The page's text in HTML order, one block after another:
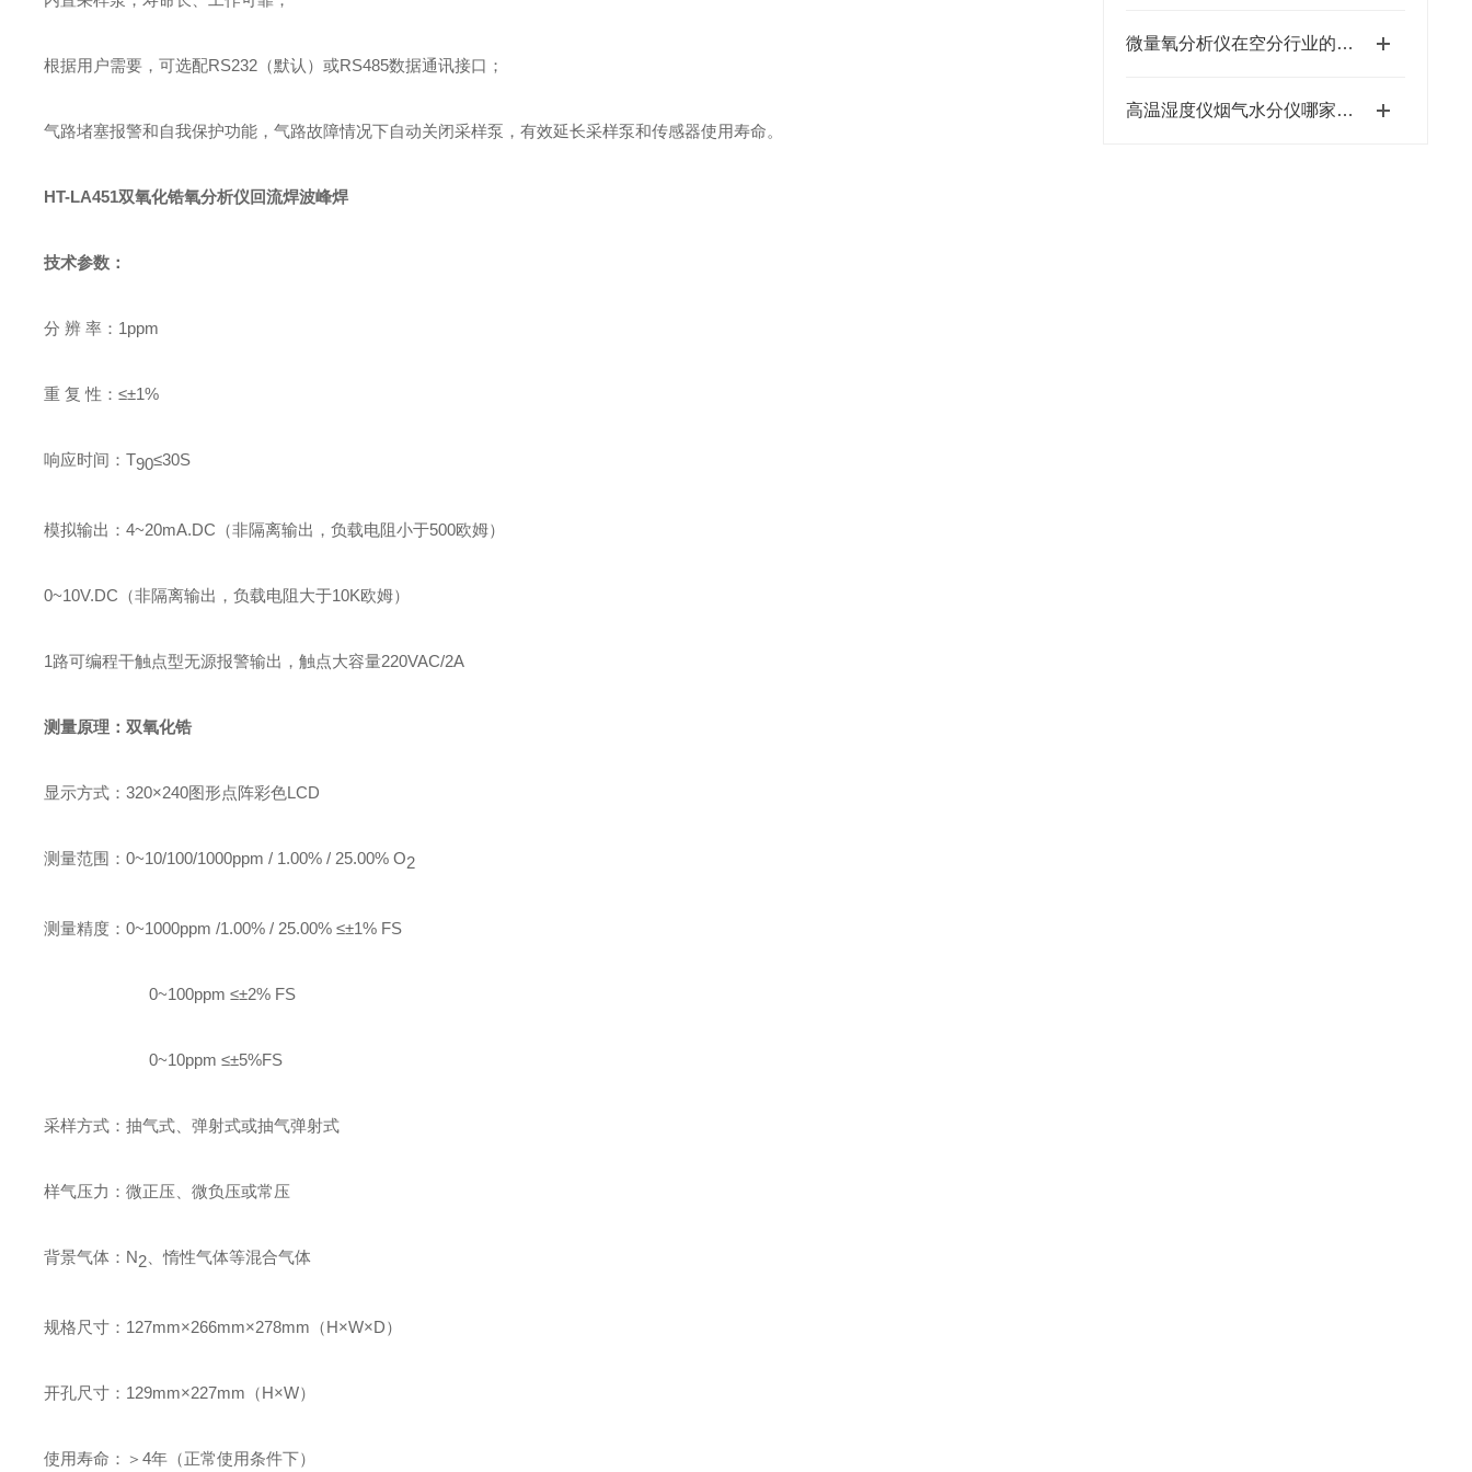
微量氧分析仪在空分行业的应用
高温湿度仪烟气水分仪哪家好？
根据用户需要，可选配RS232（默认）或RS485数据通讯接口；
气路堵塞报警和自我保护功能，气路故障情况下自动关闭采样泵，有效延长采样泵和传感器使用寿命。
HT-LA451双氧化锆氧分析仪 回流焊波峰焊
技术参数 ：
分 辨 率： 1ppm
重 复 性： ≤±1%
响应时间： T90≤30S
模拟输出 ： 4~20mA.DC （非隔离输出，负载电阻小于500欧姆）
0~10V.DC （非隔离输出，负载电阻大于10K欧姆）
1路可编程干触点型无源报警输出 ， 触点大容量220VAC/2A
测量原理：双氧化锆
显示方式： 320×240图形点阵彩色LCD
测量范围： 0~10/100/1000ppm / 1.00% / 25.00% O2
测量精度： 0~1000ppm /1.00% / 25.00% ≤±1% FS
0~100ppm ≤±2% FS
0~10ppm ≤±5%FS
采样方式： 抽气式、弹射式或抽气弹射式
样气压力 ：微正压、微负压或常压
背景气体 ： N2 、惰性气体等混合气体
规格尺寸： 127mm×266mm×278mm（H×W×D）
开孔尺寸： 129mm×227mm（H×W）
使用寿命： ＞ 4年（正常使用条件下）